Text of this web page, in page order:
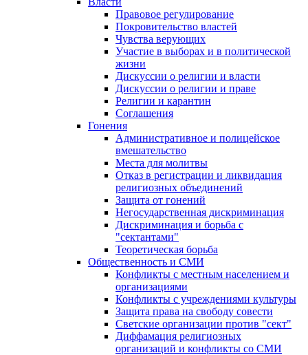
Правовое регулирование
Покровительство властей
Чувства верующих
Участие в выборах и в политической
жизни
Дискуссии о религии и власти
Дискуссии о религии и праве
Религии и карантин
Соглашения
Гонения
Административное и полицейское
вмешательство
Места для молитвы
Отказ в регистрации и ликвидация
религиозных объединений
Защита от гонений
Негосударственная дискриминация
Дискриминация и борьба с
"сектантами"
Теоретическая борьба
Общественность и СМИ
Конфликты с местным населением и
организациями
Конфликты с учреждениями культуры
Защита права на свободу совести
Светские организации против "сект"
Диффамация религиозных
организаций и конфликты со СМИ